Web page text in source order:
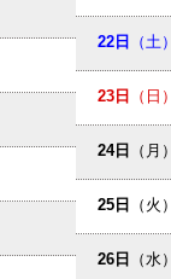
22日 （土）
23日 （日）
24日 （月）
25日 （火）
26日 （水）